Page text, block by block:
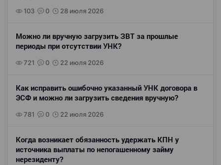
103 0 28 июля 2026
Можно ли вручную загрузить ЗВТ за прошлые
периоды при отсутствии УНК?
721 0 22 июля 2026
Как исправить ошибочно указанный УНК договора в
ЭСФ и можно ли загрузить сведения вручную?
781 0 22 июля 2026
Когда возникает обязанность удержать КПН у
источника выплаты по непогашенному займу
нерезиденту?